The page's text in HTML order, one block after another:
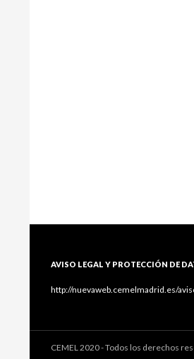
AVISO LEGAL Y PROTECCIÓN DE
http://nuevaweb.cemelmadrid.es/
CEMEL 2020 - Todos los derechos